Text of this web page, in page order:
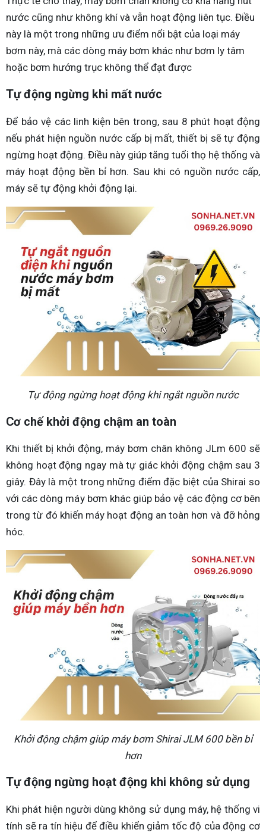
nước cũng như không khí và vẫn hoạt động liên tục. Điều
này là một trong những ưu điểm nổi bật của loại máy
bơm này, mà các dòng máy bơm khác như bơm ly tâm
hoặc bơm hướng trục không thể đạt được
Tự động ngừng khi mất nước
Để bảo vệ các linh kiện bên trong, sau 8 phút hoạt động
nếu phát hiện nguồn nước cấp bị mất, thiết bị sẽ tự động
ngừng hoạt động. Điều này giúp tăng tuổi thọ hệ thống và
máy hoạt động bền bỉ hơn. Sau khi có nguồn nước cấp,
máy sẽ tự động khởi động lại.
Tự động ngừng hoạt động khi ngắt nguồn nước
Cơ chế khởi động chậm an toàn
Khi thiết bị khởi động, máy bơm chân không JLm 600 sẽ
không hoạt động ngay mà tự giác khởi động chậm sau 3
giây. Đây là một trong những điểm đặc biệt của Shirai so
với các dòng máy bơm khác giúp bảo vệ các động cơ bên
trong từ đó khiến máy hoạt động an toàn hơn và đỡ hỏng
hóc.
Khởi động chậm giúp máy bơm Shirai JLM 600 bền bỉ
hơn
Tự động ngừng hoạt động khi không sử dụng
Khi phát hiện người dùng không sử dụng máy, hệ thống vi
tính sẽ ra tín hiệu để điều khiển giảm tốc độ của động cơ